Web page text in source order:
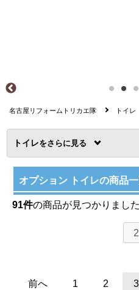
名古屋リフォームトリカエ隊 トイレ
トイレを
オプション トイレの商品一
91件の商品が見つかりました
前へ 1 2 3